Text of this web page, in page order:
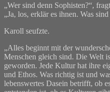
„Wer sind denn Sophisten?“,
„Ja, los, erklär es ihnen. Was
Karoll seufzte.
„Alles beginnt mit der
Menschen gleich sind. Die Welt
geworden. Jede Kultur hat ihre
und Ethos. Was richtig ist und
lebenswertes Dasein betrifft, ob